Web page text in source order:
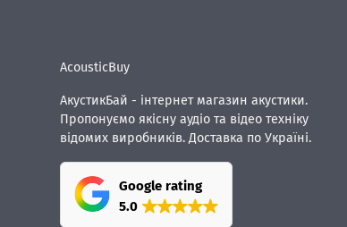
AcousticBuy
АкустикБай - інтернет магазин акустики.
Пропонуємо якісну аудіо та відео техніку
відомих виробників. Доставка по Україні.
Google rating
5.0